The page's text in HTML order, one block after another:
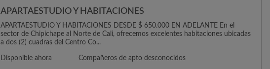
APARTAESTUDIO Y HABITACIONES
APARTAESTUDIO Y HABITACIONES DESDE $ 650.000 EN ADELANTE En el
sector de Chipichape al Norte de Cali, ofrecemos excelentes habitaciones ubicadas
a dos (2) cuadras del Centro Co...
Disponible ahora Compañeros de apto desconocidos